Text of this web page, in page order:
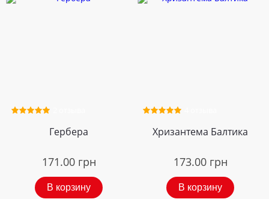
Гербера
171.00 грн
В корзину
Хризантема Балтика
173.00 грн
В корзину